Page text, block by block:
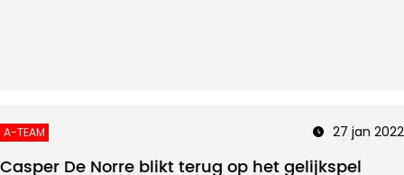
A-TEAM 27 jan 2022
Casper De Norre blikt terug op het gelijkspel